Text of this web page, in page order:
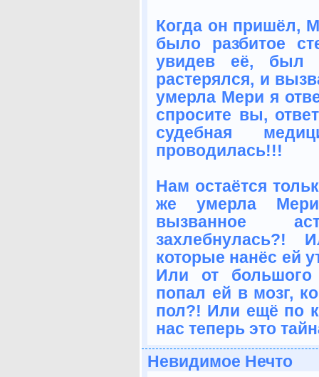
Когда он пришёл,
было разбитое
увидев её,
растерялся, и
умерла Мери я
спросите вы,
судебная
проводилась!!!
Нам остаётся
же умерла
вызванное
захлебнулась?!
которые нанёс ей
Или от большого
попал ей в мозг,
пол?! Или ещё по
нас теперь это
Невидимое Нечто